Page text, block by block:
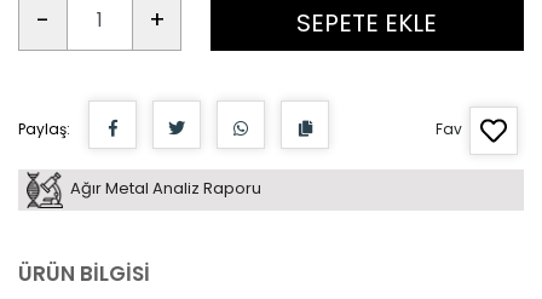
- + SEPETE EKLE
Paylaş: Fav
Ağır Metal Analiz Raporu
ÜRÜN BİLGİSİ